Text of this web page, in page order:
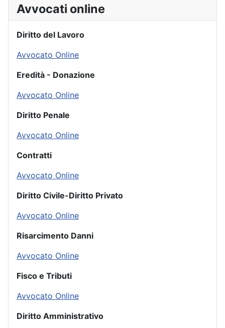
Avvocati online
Diritto del Lavoro
Avvocato Online
Eredità - Donazione
Avvocato Online
Diritto Penale
Avvocato Online
Contratti
Avvocato Online
Diritto Civile-Diritto Privato
Avvocato Online
Risarcimento Danni
Avvocato Online
Fisco e Tributi
Avvocato Online
Diritto Amministrativo